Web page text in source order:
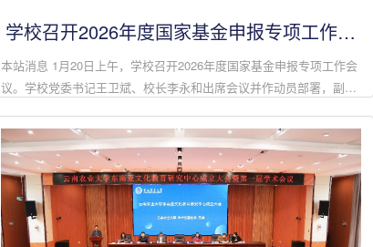
学校召开2026年度国家基金申报专项工作会
本站消息 1月20日上午，学校召开2026年度国家基金申报专项工作会
议。学校党委书记王卫斌、校长李永和出席会议并作动员部署，副校
卫斌在讲话中强调...